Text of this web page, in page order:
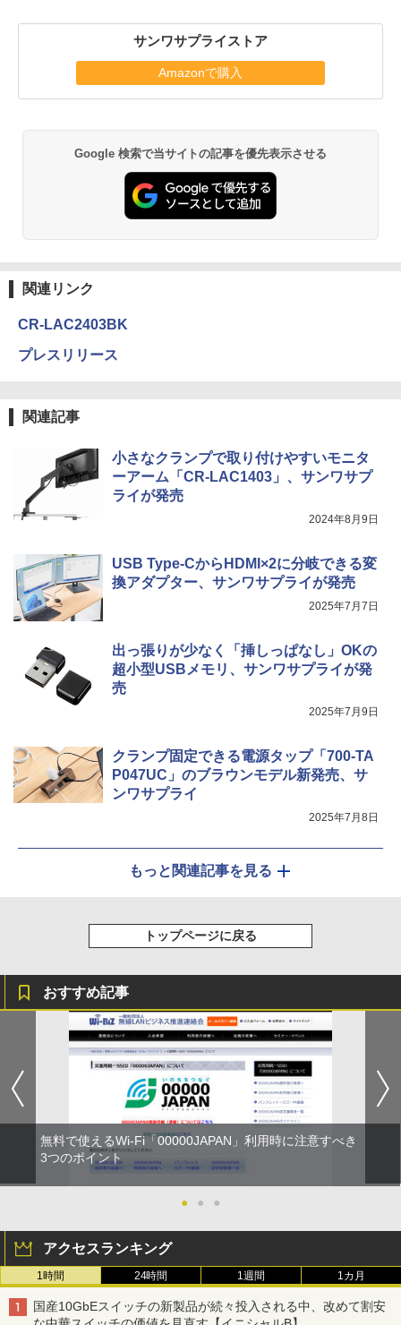
サンワサプライストア
Amazonで購入
Google 検索で当サイトの記事を優先表示させる
関連リンク
CR-LAC2403BK
プレスリリース
関連記事
小さなクランプで取り付けやすいモニタ
ーアーム「CR-LAC1403」、サンワサプ
ライが発売
2024年8月9日
USB Type-CからHDMI×2に分岐できる変
換アダプター、サンワサプライが発売
2025年7月7日
出っ張りが少なく「挿しっぱなし」OKの
超小型USBメモリ、サンワサプライが発
売
2025年7月9日
クランプ固定できる電源タップ「700-TA
P047UC」のブラウンモデル新発売、サ
ンワサプライ
2025年7月8日
もっと関連記事を見る
トップページに戻る
おすすめ記事
無料で使えるWi-Fi「00000JAPAN」利用時に注意すべき
3つのポイント
● ● ●
アクセスランキング
1時間 24時間 1週間 1カ月
国産10GbEスイッチの新製品が続々投入される中、改めて割安